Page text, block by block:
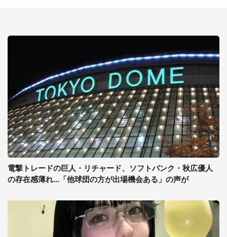
電撃トレードの巨人・リチャード、ソフトバンク・秋広優人
の存在感薄れ...「他球団の方が出場機会ある」の声が